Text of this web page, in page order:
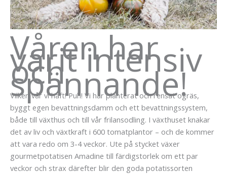
Våren har
varit intensiv
och
spännande!
Vilken vår vi haft! Puh! Vi har planterat och rensat ogräs,
byggt egen bevattningsdamm och ett bevattningssystem,
både till växthus och till vår frilansodling. I växthuset knakar
det av liv och växtkraft i 600 tomatplantor – och de kommer
att vara redo om 3-4 veckor. Ute på stycket växer
gourmetpotatisen Amadine till färdigstorlek om ett par
veckor och strax därefter blir den goda potatissorten